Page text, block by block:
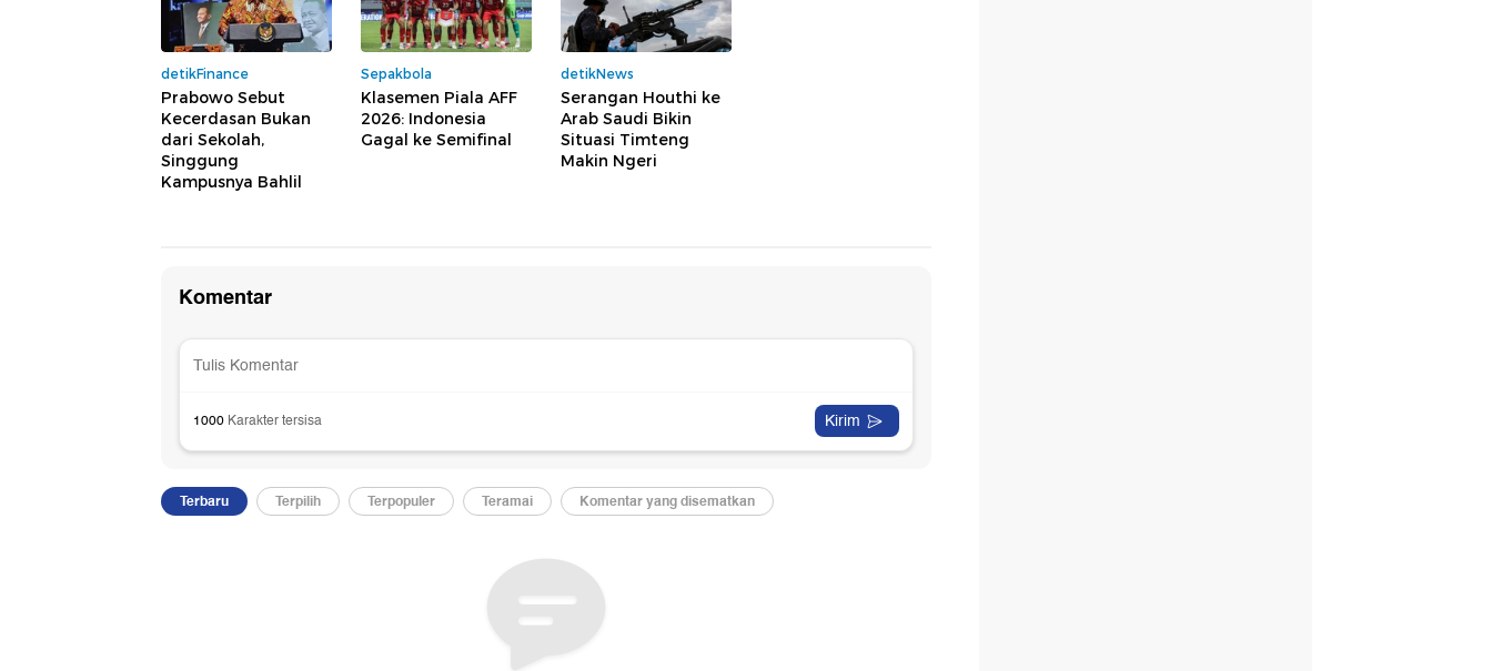
detikFinance
Prabowo Sebut
Kecerdasan Bukan
dari Sekolah,
Singgung
Kampusnya Bahlil
Sepakbola
Klasemen Piala AFF
2026: Indonesia
Gagal ke Semifinal
detikNews
Serangan Houthi ke
Arab Saudi Bikin
Situasi Timteng
Makin Ngeri